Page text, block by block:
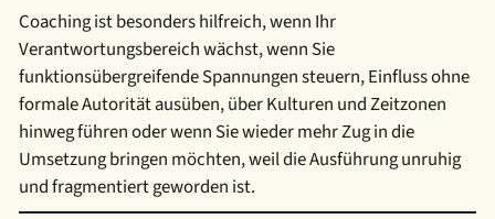
Coaching ist besonders hilfreich, wenn Ihr
Verantwortungsbereich wächst, wenn Sie
funktionsübergreifende Spannungen steuern, Einfluss ohne
formale Autorität ausüben, über Kulturen und Zeitzonen
hinweg führen oder wenn Sie wieder mehr Zug in die
Umsetzung bringen möchten, weil die Ausführung unruhig
und fragmentiert geworden ist.